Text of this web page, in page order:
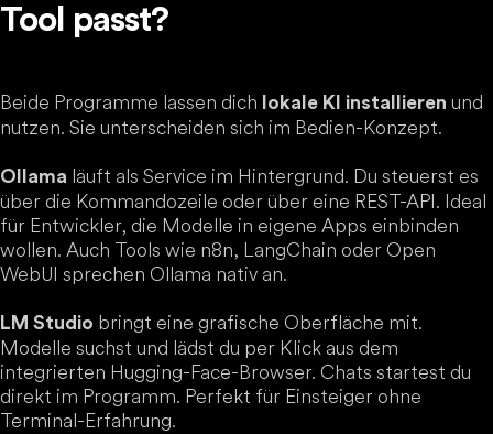
Tool passt?
Beide Programme lassen dich lokale KI installieren und
nutzen. Sie unterscheiden sich im Bedien-Konzept.
Ollama läuft als Service im Hintergrund. Du steuerst es
über die Kommandozeile oder über eine REST-API. Ideal
für Entwickler, die Modelle in eigene Apps einbinden
wollen. Auch Tools wie n8n, LangChain oder Open
WebUI sprechen Ollama nativ an.
LM Studio bringt eine grafische Oberfläche mit.
Modelle suchst und lädst du per Klick aus dem
integrierten Hugging-Face-Browser. Chats startest du
direkt im Programm. Perfekt für Einsteiger ohne
Terminal-Erfahrung.